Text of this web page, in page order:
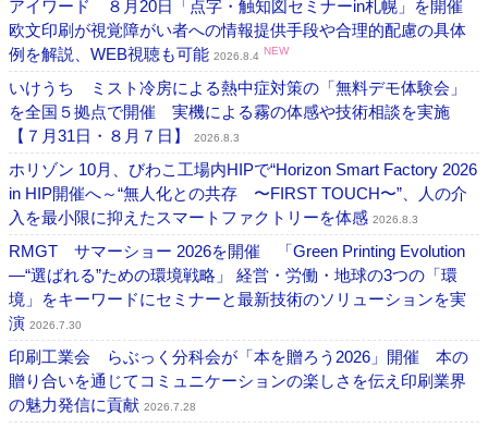
アイワード ８月20日「点字・触知図セミナーin札幌」を開催
欧文印刷が視覚障がい者への情報提供手段や合理的配慮の具体
例を解説、WEB視聴も可能 2026.8.4 NEW
いけうち ミスト冷房による熱中症対策の「無料デモ体験会」
を全国５拠点で開催 実機による霧の体感や技術相談を実施
【７月31日・８月７日】
2026.8.3
ホリゾン 10月、びわこ工場内HIPで“Horizon Smart Factory 2026
in HIP開催へ～“無人化との共存 〜FIRST TOUCH〜”、人の介
入を最小限に抑えたスマートファクトリーを体感 2026.8.3
RMGT サマーショー 2026を開催 「Green Printing Evolution
―“選ばれる”ための環境戦略」 経営・労働・地球の3つの「環
境」をキーワードにセミナーと最新技術のソリューションを実
演 2026.7.30
印刷工業会 らぶっく分科会が「本を贈ろう2026」開催 本の
贈り合いを通じてコミュニケーションの楽しさを伝え印刷業界
の魅力発信に貢献 2026.7.28